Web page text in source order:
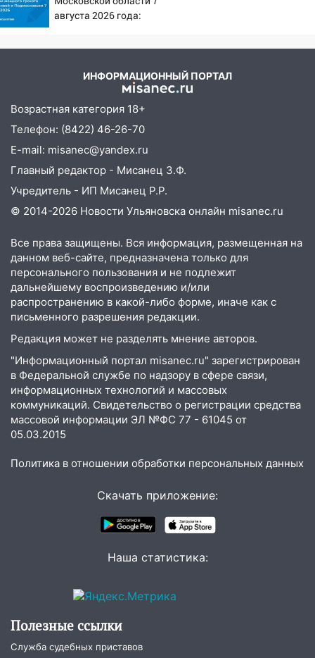
знойный и сухой четверг
иномарки
второй мужчина в мире сталкиваются с
алопецией»: врач рассказал, чем может
быть вызвано облысение и как с этим
справиться
03:30 Гороскоп на 7 августа: пятница
отличные шансы исправить старые
06.08.2026
23:20 Прогноз погоды на 7 августа в
Ульяновской области
20:04 Ульяновцев приглашают на забег,
посвящённый Дню воздушного флота
России
19:12 В Ульяновской области
руководителя частной компании
наказали за сокрытие прошлого своего
сотрудник
баскетбола!
Ульяновский областной суд
оставил в силе приговор руководству
«УльяновскФармации» за махинации на
3,2 млн рублей
Ветераны легкой атлетики из
Чемпионате России
16:02 В Ульяновской области убрали
более 28% площадей зерновых и
зернобобовых культур
августа 2026 года:
ИНФОРМАЦИОННЫЙ ПОРТАЛ
Возрастная категория 18+
Телефон: (8422) 46-26-70
E-mail: misanec@yandex.ru
Главный редактор - Мисанец З.Ф.
Учредитель - ИП Мисанец Р.Р.
© 2014-2026 Новости Ульяновска онлайн misanec.ru
Все права защищены. Вся информация, размещенная на
данном веб-сайте, предназначена только для
персонального пользования и не подлежит
дальнейшему воспроизведению и/или
распространению в какой-либо форме, иначе как с
письменного разрешения редакции.
Редакция может не разделять мнение авторов.
"Информационный портал misanec.ru" зарегистрирован
в Федеральной службе по надзору в сфере связи,
информационных технологий и массовых
коммуникаций. Свидетельство о регистрации средства
массовой информации ЭЛ №ФС 77 - 61045 от
05.03.2015
Политика в отношении обработки персональных данных
Скачать приложение:
Наша статистика:
Полезные ссылки
Служба судебных приставов